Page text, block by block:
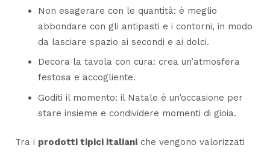
Non esagerare con le quantità: è meglio
abbondare con gli antipasti e i contorni, in modo
da lasciare spazio ai secondi e ai dolci.
Decora la tavola con cura: crea un’atmosfera
festosa e accogliente.
Goditi il momento: il Natale è un’occasione per
stare insieme e condividere momenti di gioia.
Tra i prodotti tipici italiani che vengono valorizzati